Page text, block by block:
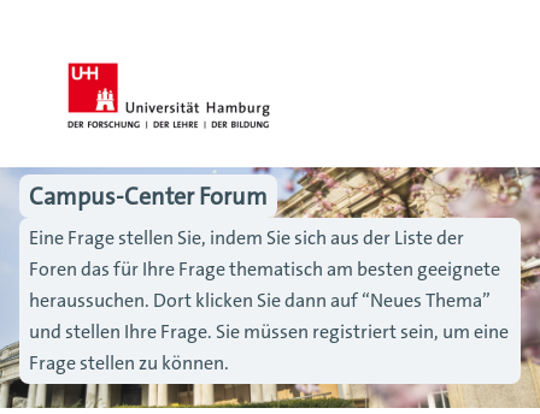
Campus-Center Forum
Eine Frage stellen Sie, indem Sie sich aus der Liste der
Foren das für Ihre Frage thematisch am besten geeignete
heraussuchen. Dort klicken Sie dann auf “Neues Thema”
und stellen Ihre Frage. Sie müssen registriert sein, um eine
Frage stellen zu können.